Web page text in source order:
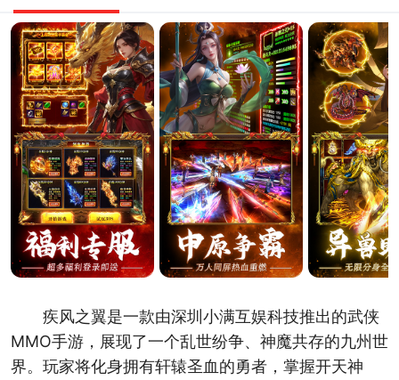
疾风之翼是一款由深圳小满互娱科技推出的武侠
MMO手游，展现了一个乱世纷争、神魔共存的九州世
界。玩家将化身拥有轩辕圣血的勇者，掌握开天神